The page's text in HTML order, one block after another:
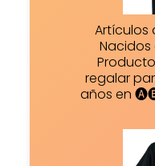
Artículos
Nacidos
regalar
años en